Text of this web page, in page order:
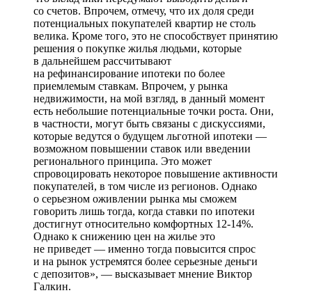
со счетов. Впрочем, отмечу, что их доля среди
потенциальных покупателей квартир не столь
велика. Кроме того, это не способствует принятию
решения о покупке жилья людьми, которые
в дальнейшем рассчитывают
на рефинансирование ипотеки по более
приемлемым ставкам. Впрочем, у рынка
недвижимости, на мой взгляд, в данный момент
есть небольшие потенциальные точки роста. Они,
в частности, могут быть связаны с дискуссиями,
которые ведутся о будущем льготной ипотеки —
возможном повышении ставок или введении
регионального принципа. Это может
спровоцировать некоторое повышение активности
покупателей, в том числе из регионов. Однако
о серьезном оживлении рынка мы сможем
говорить лишь тогда, когда ставки по ипотеки
достигнут относительно комфортных 12-14%.
Однако к снижению цен на жилье это
не приведет — именно тогда повысится спрос
и на рынок устремятся более серьезные деньги
с депозитов», — высказывает мнение Виктор
Галкин.